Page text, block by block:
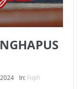
SEBAB
MENGANGSUR
In: Fiqih